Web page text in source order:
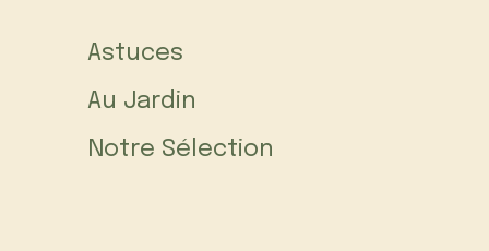
Astuces
Au Jardin
Notre Sélection